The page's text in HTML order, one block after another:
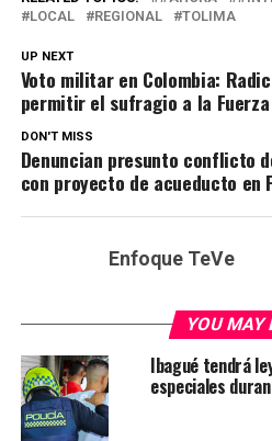
LOCAL
REGIONAL TOLIMA
UP NEXT
Voto militar en Colombia:
permitir el sufragio a la
DON'T MISS
Denuncian presunto conflicto
con proyecto de acueducto en
Enfoque TeVe
YOU MAY
Ibagué tendrá
especiales